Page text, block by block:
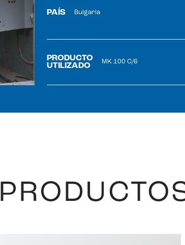
PAÍS Bulgaria
PRODUCTO
UTILIZADO
MK 100 C/6